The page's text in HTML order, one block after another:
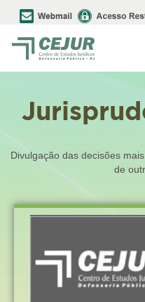
Divulgação das decisões
de